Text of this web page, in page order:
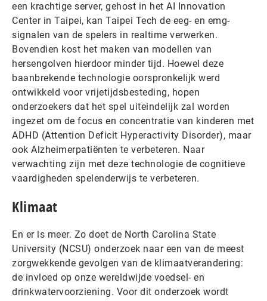
een krachtige server, gehost in het AI Innovation
Center in Taipei, kan Taipei Tech de eeg- en emg-
signalen van de spelers in realtime verwerken.
Bovendien kost het maken van modellen van
hersengolven hierdoor minder tijd. Hoewel deze
baanbrekende technologie oorspronkelijk werd
ontwikkeld voor vrijetijdsbesteding, hopen
onderzoekers dat het spel uiteindelijk zal worden
ingezet om de focus en concentratie van kinderen met
ADHD (Attention Deficit Hyperactivity Disorder), maar
ook Alzheimerpatiënten te verbeteren. Naar
verwachting zijn met deze technologie de cognitieve
vaardigheden spelenderwijs te verbeteren.
Klimaat
En er is meer. Zo doet de North Carolina State
University (NCSU) onderzoek naar een van de meest
zorgwekkende gevolgen van de klimaatverandering:
de invloed op onze wereldwijde voedsel- en
drinkwatervoorziening. Voor dit onderzoek wordt